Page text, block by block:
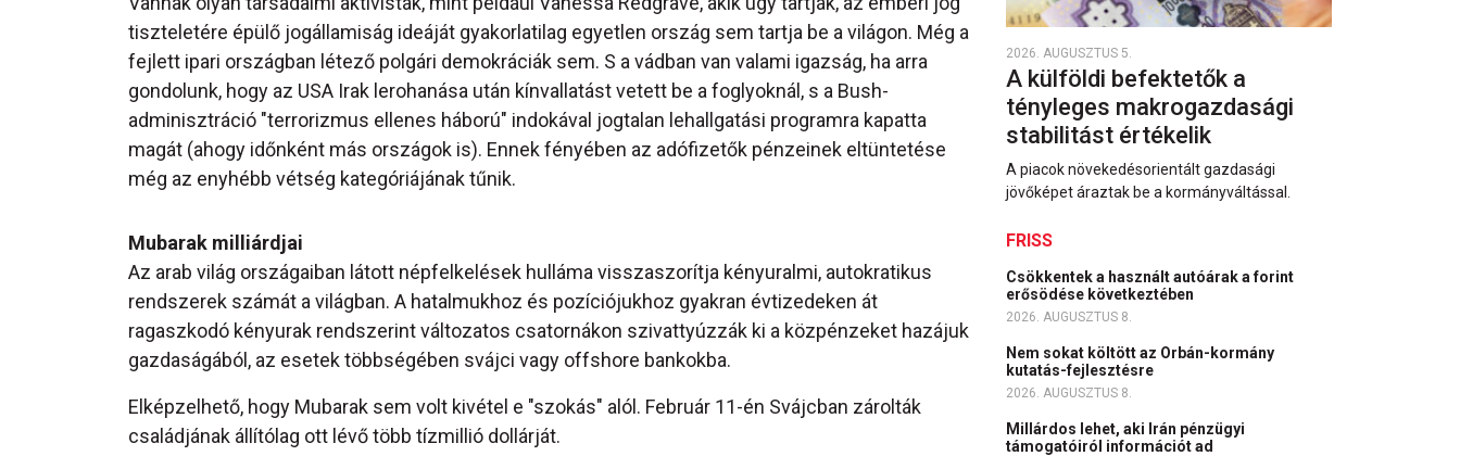
tiszteletére épülő jogállamiság ideáját gyakorlatilag egyetlen ország sem tartja be a világon. Még a
fejlett ipari országban létező polgári demokráciák sem. S a vádban van valami igazság, ha arra
gondolunk, hogy az USA Irak lerohanása után kínvallatást vetett be a foglyoknál, s a Bush-
adminisztráció "terrorizmus ellenes háború" indokával jogtalan lehallgatási programra kapatta
magát (ahogy időnként más országok is). Ennek fényében az adófizetők pénzeinek eltüntetése
még az enyhébb vétség kategóriájának tűnik.
Mubarak milliárdjai
Az arab világ országaiban látott népfelkelések hulláma visszaszorítja kényuralmi, autokratikus
rendszerek számát a világban. A hatalmukhoz és pozíciójukhoz gyakran évtizedeken át
ragaszkodó kényurak rendszerint változatos csatornákon szivattyúzzák ki a közpénzeket hazájuk
gazdaságából, az esetek többségében svájci vagy offshore bankokba.
Elképzelhető, hogy Mubarak sem volt kivétel e "szokás" alól. Február 11-én Svájcban zárolták
családjának állítólag ott lévő több tízmillió dollárját.
2026. AUGUSZTUS 5.
A külföldi befektetők a
tényleges makrogazdasági
stabilitást értékelik
A piacok növekedésorientált gazdasági
jövőképet áraztak be a kormányváltással.
FRISS
Csökkentek a használt autóárak a forint
erősödése következtében
2026. AUGUSZTUS 8.
Nem sokat költött az Orbán-kormány
kutatás-fejlesztésre
2026. AUGUSZTUS 8.
Millárdos lehet, aki Irán pénzügyi
támogatóiról információt ad